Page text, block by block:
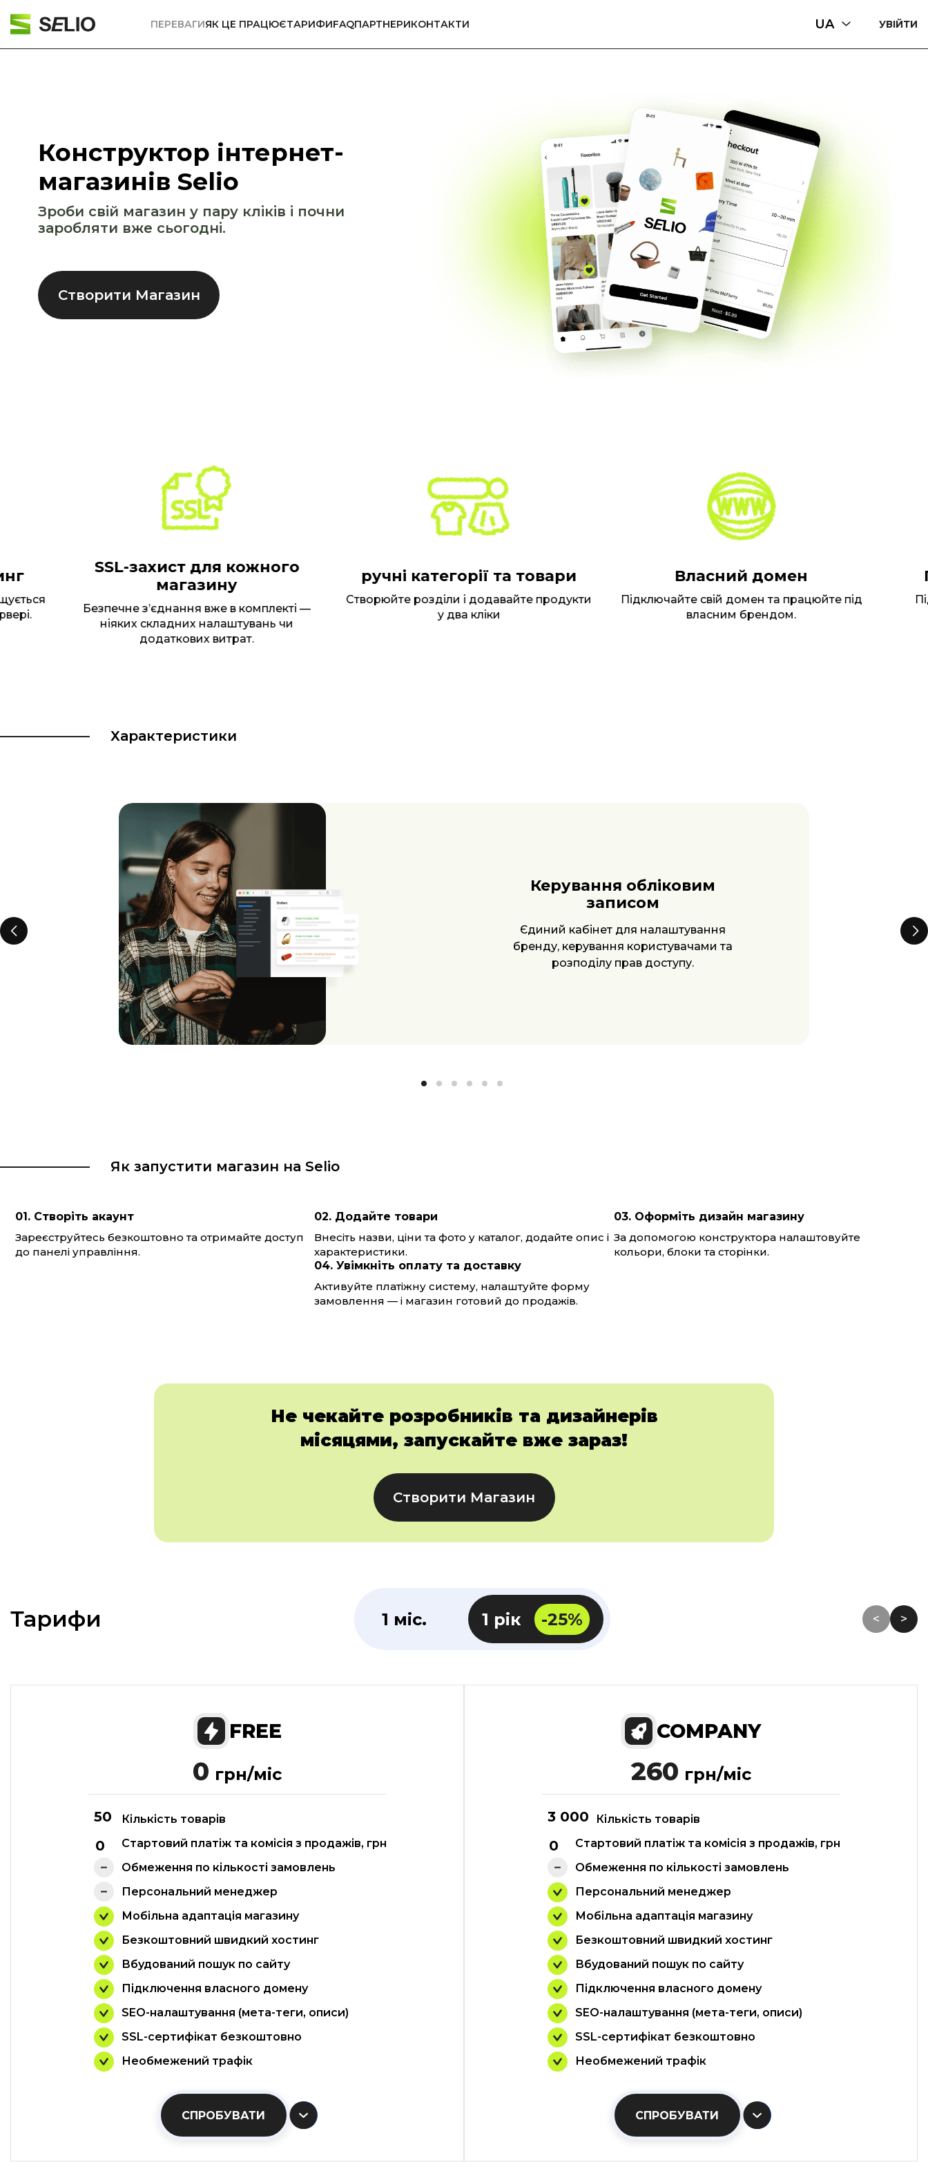
ПЕРЕВАГИЯК ЦЕ ПРАЦЮЄТАРИФИFAQПАРТНЕРИКОНТАКТИ UA УВІЙТИ
Конструктор інтернет-
магазинів Selio
Зроби свій магазин у пару кліків і почни
заробляти вже сьогодні.
Створити Магазин
SSL-захист для кожного
магазину
Безпечне з’єднання вже в комплекті —
ніяких складних налаштувань чи
додаткових витрат.
ручні категорії та товари
Створюйте розділи і додавайте продукти
у два кліки
Власний домен
Підключайте свій домен та працюйте під
власним брендом.
Характеристики
та
Аналітика та
автоматизація
коли бізнес зросте — підключайте CRM
для розширення можливостей та
автоматизації всіх процесів.
Як запустити магазин на Selio
01. Створіть акаунт
Зареєструйтесь безкоштовно та отримайте доступ
до панелі управління.
02. Додайте товари
Внесіть назви, ціни та фото у каталог, додайте опис і
характеристики.
03. Оформіть дизайн магазину
За допомогою конструктора налаштовуйте
кольори, блоки та сторінки.
04. Увімкніть оплату та доставку
Активуйте платіжну систему, налаштуйте форму
замовлення — і магазин готовий до продажів.
Не чекайте розробників та дизайнерів
місяцями, запускайте вже зараз!
Створити Магазин
Тарифи 1 міс. 1 рік -25% < >
FREE
0 грн/міс
Кількість товарів
Стартовий платіж та комісія з продажів, грн
Обмеження по кількості замовлень
Персональний менеджер
Мобільна адаптація магазину
Безкоштовний швидкий хостинг
Вбудований пошук по сайту
Підключення власного домену
SEO-налаштування (мета-теги, описи)
SSL-сертифікат безкоштовно
Необмежений трафік
СПРОБУВАТИ
COMPANY
260 грн/міс
Кількість товарів
Стартовий платіж та комісія з продажів, грн
Обмеження по кількості замовлень
Персональний менеджер
Мобільна адаптація магазину
Безкоштовний швидкий хостинг
Вбудований пошук по сайту
Підключення власного домену
SEO-налаштування (мета-теги, описи)
SSL-сертифікат безкоштовно
Необмежений трафік
СПРОБУВАТИ